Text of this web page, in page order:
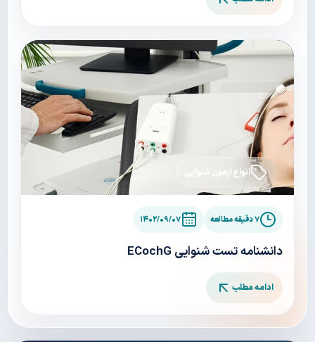
انواع آزمون شنوایی
۷ دقیقه مطالعه ۱۴۰۲/۰۹/۰۷
دانشنامه تست شنوایی ECochG
ادامه مطلب